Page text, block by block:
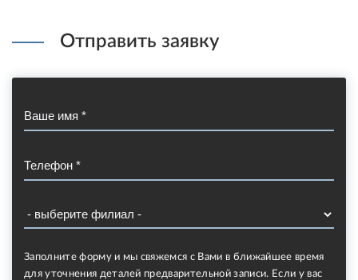
Отправить заявку
Заполните форму и мы свяжемся с Вами в ближайшее время
для уточнения деталей предварительной записи. Если у вас